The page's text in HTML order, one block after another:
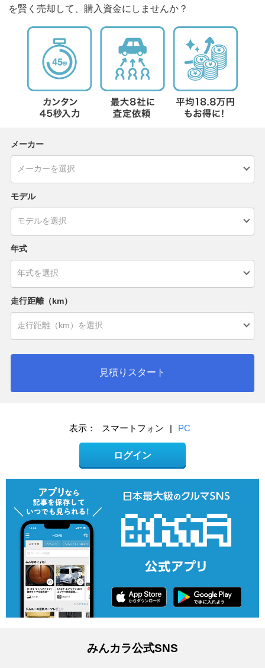
を賢く売却して、購入資金にしませんか？
メーカー
モデル
年式
走行距離（km）
見積りスタート
表示： スマートフォン | PC
ログイン
みんカラ公式SNS